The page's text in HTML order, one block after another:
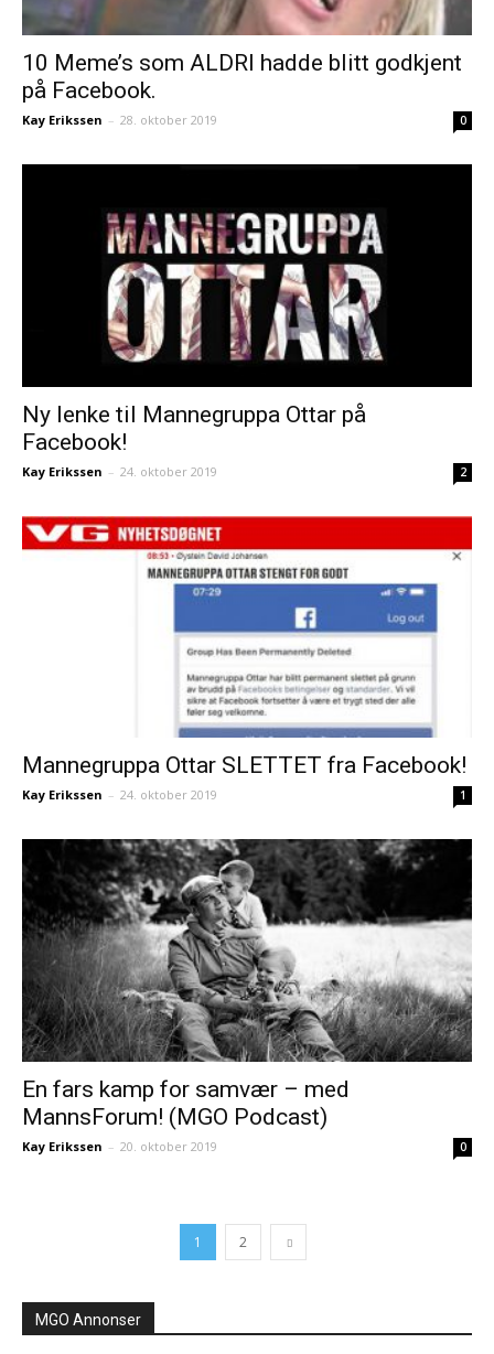
10 Meme’s som ALDRI hadde blitt godkjent
på Facebook.
Kay Erikssen – 28. oktober 2019 0
Ny lenke til Mannegruppa Ottar på
Facebook!
Kay Erikssen – 24. oktober 2019 2
Mannegruppa Ottar SLETTET fra Facebook!
Kay Erikssen – 24. oktober 2019 1
En fars kamp for samvær – med
MannsForum! (MGO Podcast)
Kay Erikssen – 20. oktober 2019 0
1 2
MGO Annonser